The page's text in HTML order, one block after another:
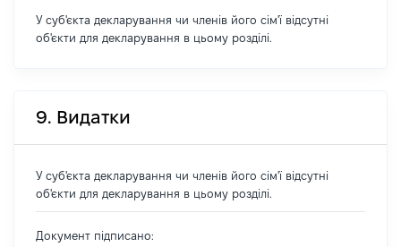
У суб'єкта декларування чи членів його сім'ї відсутні
об'єкти для декларування в цьому розділі.
9. Видатки
У суб'єкта декларування чи членів його сім'ї відсутні
об'єкти для декларування в цьому розділі.
Документ підписано: